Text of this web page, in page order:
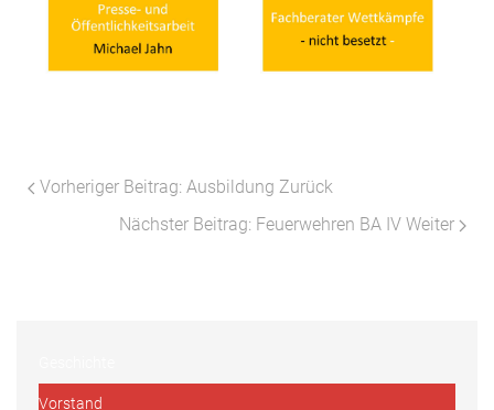
Vorheriger Beitrag: Ausbildung Zurück
Nächster Beitrag: Feuerwehren BA IV Weiter
Vorstand